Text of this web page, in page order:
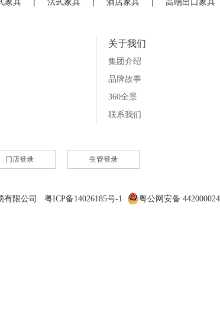
关于我们
集团介绍
品牌故事
360全景
联系我们
门店登录 生管登录
限公司 粤ICP备14026185号-1 粤公网安备